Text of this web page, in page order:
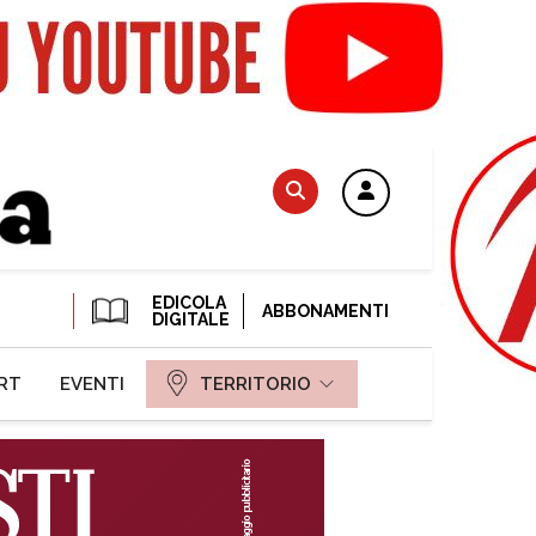
EDICOLA
DIGITALE
ABBONAMENTI
EVENTI TERRITORIO